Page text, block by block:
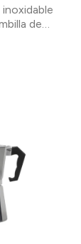
de